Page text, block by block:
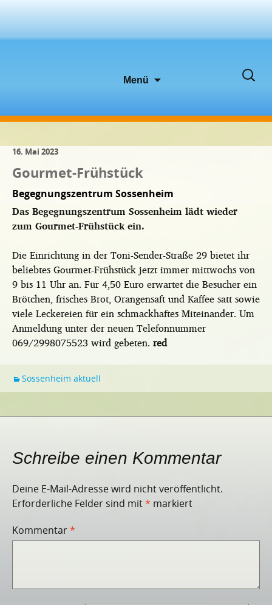
Menü
Suchen
16. Mai 2023
Gourmet-Frühstück
Begegnungszentrum Sossenheim
Das Begegnungszentrum Sossenheim lädt wieder
zum Gourmet-Frühstück ein.
Die Einrichtung in der Toni-Sender-Straße 29 bietet ihr
beliebtes Gourmet-Frühstück jetzt immer mittwochs von
9 bis 11 Uhr an. Für 4,50 Euro erwartet die Besucher ein
Brötchen, frisches Brot, Orangensaft und Kaffee satt sowie
viele Leckereien für ein schmackhaftes Miteinander. Um
Anmeldung unter der neuen Telefonnummer
069/2998075523 wird gebeten. red
Sossenheim aktuell
Schreibe einen Kommentar
Deine E-Mail-Adresse wird nicht veröffentlicht.
Erforderliche Felder sind mit* markiert
Kommentar*